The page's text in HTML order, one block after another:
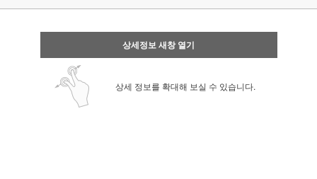
상세정보 새창 열기
상세 정보를 확대해 보실 수 있습니다.